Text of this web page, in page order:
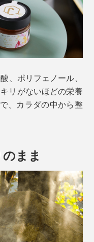
、ポリフェノール、
リがないほどの栄養
、カラダの中から整
まま